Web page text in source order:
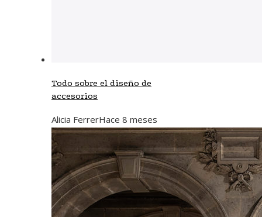
Todo sobre el diseño de
accesorios
Alicia FerrerHace 8 meses